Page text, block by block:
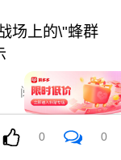
场上的\"蜂群
阅读 8561
普这脚刹车，
0 0